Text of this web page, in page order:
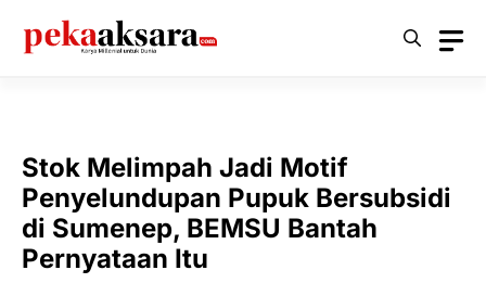
Stok Melimpah Jadi Motif
Penyelundupan Pupuk Bersubsidi
di Sumenep, BEMSU Bantah
Pernyataan Itu